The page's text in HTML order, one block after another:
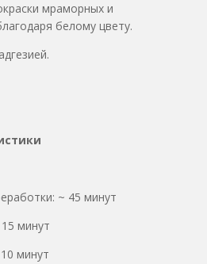
мраморных и
белому цвету.
~ 45 минут
минут
минут